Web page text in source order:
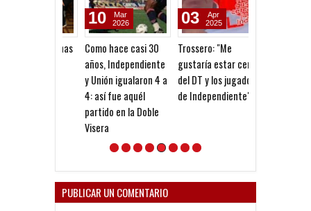
Como hace casi 30
años, Independiente
y Unión igualaron 4 a
4: así fue aquél
partido en la Doble
Visera
10
Mar
2026
Trossero: "Me
gustaría estar cerca
del DT y los jugadores
de Independiente"
03
Apr
2025
PUBLICAR UN COMENTARIO